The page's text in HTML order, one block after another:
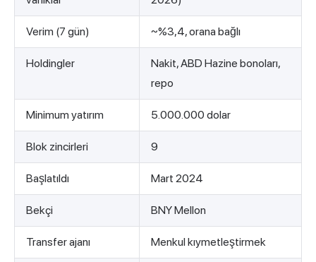
Verim (7 gün) ~%3,4, orana bağlı
Holdingler
Nakit, ABD Hazine bonoları,
repo
Minimum yatırım 5.000.000 dolar
Blok zincirleri 9
Başlatıldı Mart 2024
Bekçi BNY Mellon
Transfer ajanı Menkul kıymetleştirmek